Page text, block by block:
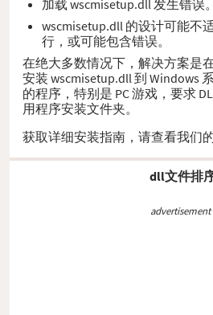
加载 wscmisetup.dll 发生错误
wscmisetup.dll 的设计可能不
行，或可能包含错误。
在绝大多数情况下，解决方案是
安装 wscmisetup.dll 到 Windows
的程序，特别是 PC 游戏，要求
用程序安装文件夹。
获取详细安装指南，请查看我们
dll文件排
advertisement